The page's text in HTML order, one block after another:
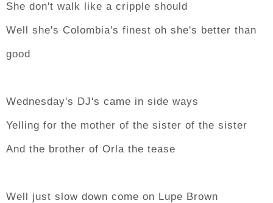
She don't walk like a cripple should
Well she's Colombia's finest oh she's better than
good
Wednesday's DJ's came in side ways
Yelling for the mother of the sister of the sister
And the brother of Orla the tease
Well just slow down come on Lupe Brown